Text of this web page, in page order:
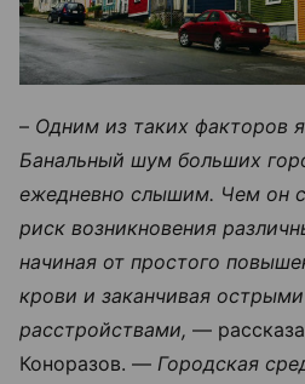
– Одним из таких факторов
Банальный шум больших
ежедневно слышим. Чем он
риск возникновения
начиная от простого
крови и заканчивая
расстройствами, —
Коноразов. — Городская